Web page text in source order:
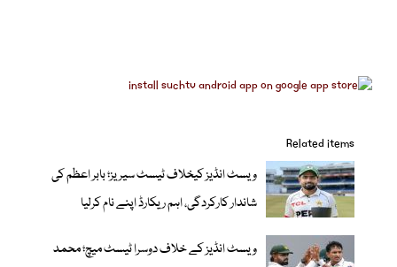
Related items
ویسٹ انڈیز کیخلاف ٹیسٹ سیریز؛ بابر اعظم کی
شاندار کارکردگی، اہم ریکارڈ اپنے نام کرلیا
ویسٹ انڈیز کے خلاف دوسرا ٹیسٹ میچ؛ محمد